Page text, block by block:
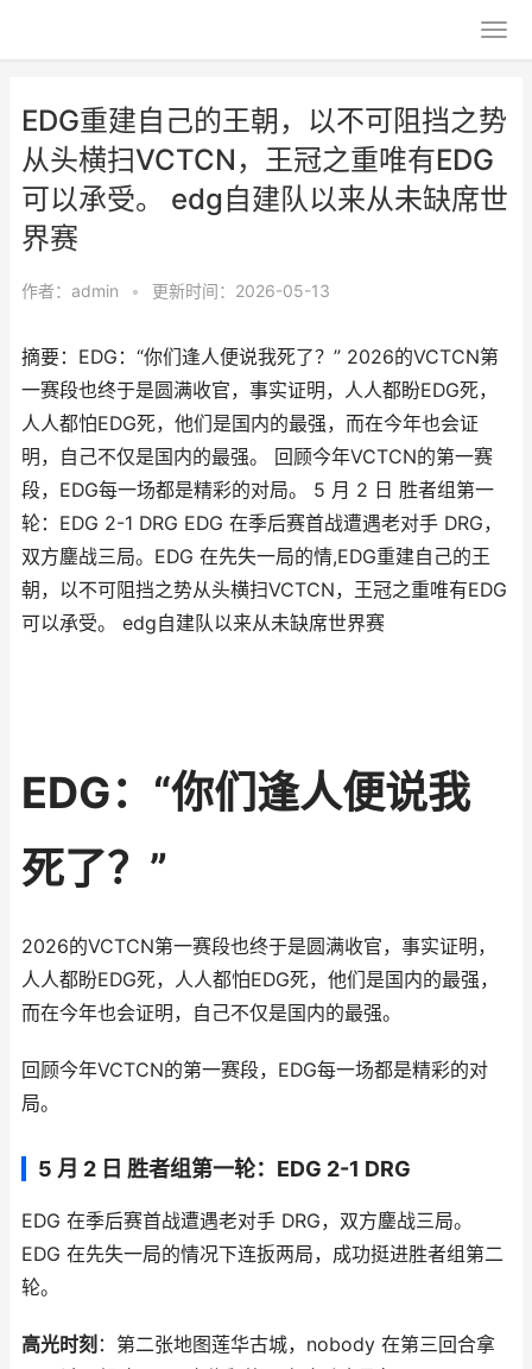
EDG重建自己的王朝，以不可阻挡之势
从头横扫VCTCN，王冠之重唯有EDG
可以承受。 edg自建队以来从未缺席世
界赛
作者： admin • 更新时间：2026-05-13
摘要：EDG：“你们逢人便说我死了？” 2026的VCTCN第
一赛段也终于是圆满收官，事实证明，人人都盼EDG死，
人人都怕EDG死，他们是国内的最强，而在今年也会证
明，自己不仅是国内的最强。 回顾今年VCTCN的第一赛
段，EDG每一场都是精彩的对局。 5 月 2 日 胜者组第一
轮：EDG 2-1 DRG EDG 在季后赛首战遭遇老对手 DRG，
双方鏖战三局。EDG 在先失一局的情,EDG重建自己的王
朝，以不可阻挡之势从头横扫VCTCN，王冠之重唯有EDG
可以承受。 edg自建队以来从未缺席世界赛
EDG：“你们逢人便说我
死了？”
2026的VCTCN第一赛段也终于是圆满收官，事实证明，
人人都盼EDG死，人人都怕EDG死，他们是国内的最强，
而在今年也会证明，自己不仅是国内的最强。
回顾今年VCTCN的第一赛段，EDG每一场都是精彩的对
局。
5 月 2 日 胜者组第一轮：EDG 2-1 DRG
EDG 在季后赛首战遭遇老对手 DRG，双方鏖战三局。
EDG 在先失一局的情况下连扳两局，成功挺进胜者组第二
轮。
高光时刻 ：第二张地图莲华古城，nobody 在第三回合拿